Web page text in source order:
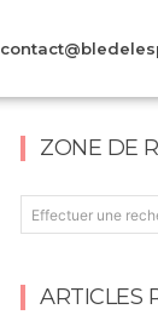
ZONE DE
Effectuer une
ARTICLES